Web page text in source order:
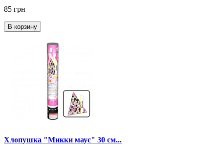
85 грн
В корзину
Хлопушка "Микки маус" 30 см...